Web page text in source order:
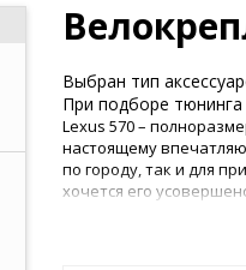
Выбран тип
При подборе тюнинга
Lexus 570 –
настоящему
по городу, так и для
хочется его